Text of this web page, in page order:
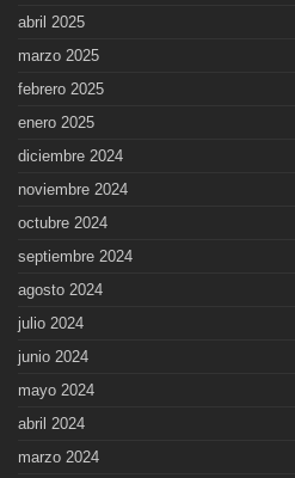
abril 2025
marzo 2025
febrero 2025
enero 2025
diciembre 2024
noviembre 2024
octubre 2024
septiembre 2024
agosto 2024
julio 2024
junio 2024
mayo 2024
abril 2024
marzo 2024